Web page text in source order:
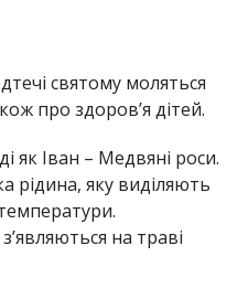
святому моляться
про здоров’я дітей.
як Іван – Медвяні роси.
рідина, яку виділяють
на траві